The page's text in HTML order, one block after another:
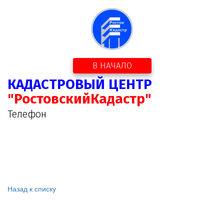
В НАЧАЛО
КАДАСТРОВЫЙ ЦЕНТР
"РостовскийКадастр"
Телефон
Назад к списку